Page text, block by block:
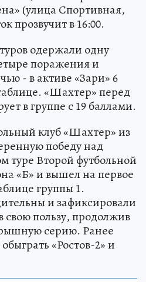
(улица Спортивная,
прозвучит в 16:00.
одержали одну
поражения и
- в активе «Зари» 6
«Шахтер» перед
в группе с 19 баллами.
клуб «Шахтер» из
победу над
туре Второй футбольной
«Б» и вышел на первое
группы 1.
и зафиксировали
свою пользу, продолжив
серию. Ранее
«Ростов-2» и